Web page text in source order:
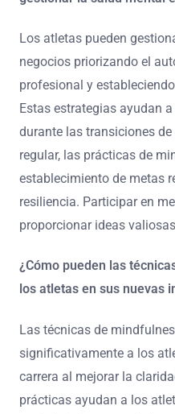
Los atletas pueden
negocios priorizando el
profesional y
Estas estrategias ayudan
durante las transiciones
regular, las prácticas de
establecimiento de metas
resiliencia. Participar en
proporcionar ideas
¿Cómo pueden las
los atletas en sus nuevas
Las técnicas de
significativamente a los
carrera al mejorar la
prácticas ayudan a los